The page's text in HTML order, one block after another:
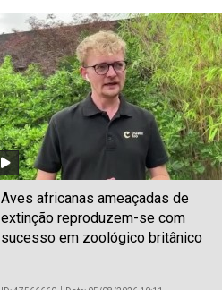
Aves africanas ameaçadas de
extinção reproduzem-se com
sucesso em zoológico britânico